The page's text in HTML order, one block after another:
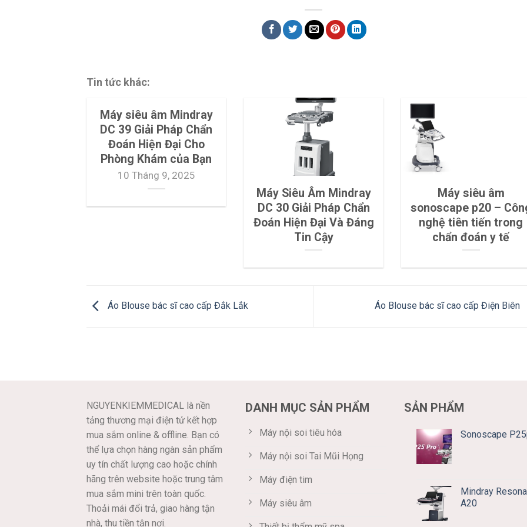
Tin tức khác:
Máy siêu âm Mindray
DC 39 Giải Pháp Chẩn
Đoán Hiện Đại Cho
Phòng Khám của Bạn
10 Tháng 9, 2025
Máy Siêu Âm Mindray
DC 30 Giải Pháp Chẩn
Đoán Hiện Đại Và Đáng
Tin Cậy
Máy siêu âm
sonoscape p20 –
nghệ tiên tiến trong
chẩn đoán y tế
Áo Blouse bác sĩ cao cấp Đắk Lắk Áo Blouse bác sĩ cao cấp Điện Biên
NGUYENKIEMMEDICAL là nền
tảng thương mại điện tử kết hợp
mua sắm online & offline. Bạn có
thể lựa chọn hàng ngàn sản phẩm
uy tín chất lượng cao hoặc chính
hãng trên website hoặc trung tâm
mua sắm mini trên toàn quốc.
Thoải mái đổi trả, giao hàng tận
nhà, thu tiền tận nơi.
DANH MỤC SẢN PHẨM
Máy nội soi tiêu hóa
Máy nội soi Tai Mũi Họng
Máy điện tim
Máy siêu âm
SẢN PHẨM
Sonoscape
Mindray Resona
A20